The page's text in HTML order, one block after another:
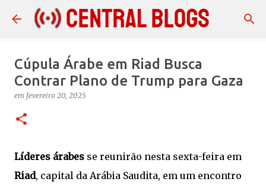
Pular para o conteúdo principal
Cúpula Árabe em Riad Busca
Contrar Plano de Trump para Gaza
em fevereiro 20, 2025
Líderes árabes se reunirão nesta sexta-feira em
Riad, capital da Arábia Saudita, em um encontro